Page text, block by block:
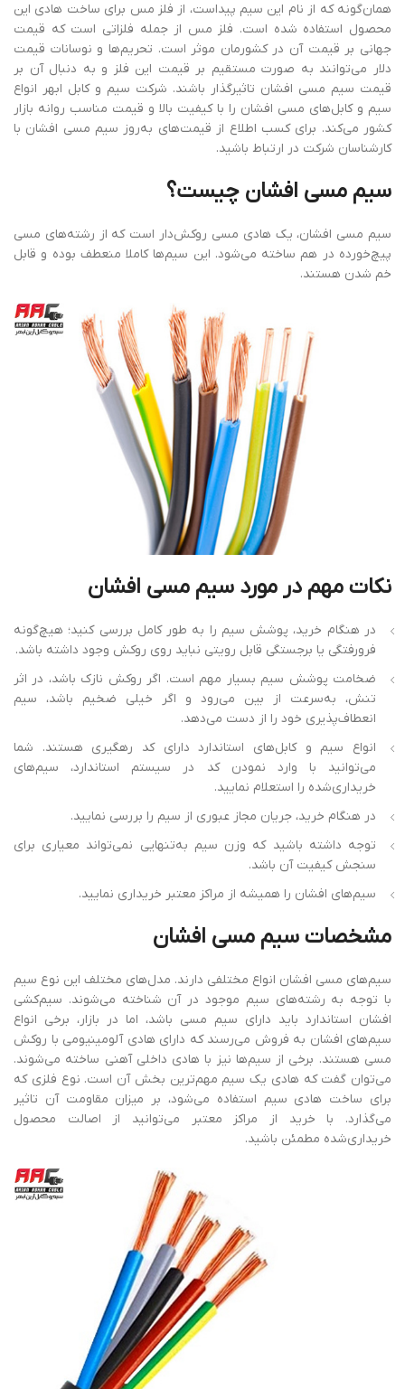
همان‌گونه که از نام این سیم پیداست، از فلز مس برای ساخت هادی این
محصول استفاده شده است. فلز مس از جمله فلزاتی است که قیمت
جهانی بر قیمت آن در کشورمان موثر است. تحریم‌ها و نوسانات قیمت
دلار می‌توانند به صورت مستقیم بر قیمت این فلز و به دنبال آن بر
قیمت سیم مسی افشان تاثیرگذار باشند. شرکت سیم و کابل ابهر انواع
سیم و کابل‌های مسی افشان را با کیفیت بالا و قیمت مناسب روانه بازار
کشور می‌کند. برای کسب اطلاع از قیمت‌های به‌روز سیم مسی افشان با
کارشناسان شرکت در ارتباط باشید.
سیم مسی افشان چیست؟
سیم مسی افشان، یک هادی مسی روکش‌دار است که از رشته‌های مسی
پیچ‌خورده در هم ساخته می‌شود. این سیم‌ها کاملا منعطف بوده و قابل
خم شدن هستند.
نکاتمهم درمورد سیم مسی افشان
در هنگام خرید، پوشش سیم را به ‌طور کامل بررسی کنید؛ هیچ‌گونه
فرورفتگی یا برجستگی قابل رویتی نباید روی روکش وجود داشته باشد.
ضخامت پوشش سیم بسیار مهم است. اگر روکش نازک باشد، در اثر
تنش، به‌سرعت از بین می‌رود و اگر خیلی ضخیم باشد، سیم
انعطاف‌پذیری خود را از دست می‌دهد.
انواع سیم و کابل‌های استاندارد دارای کد رهگیری هستند. شما
می‌توانید با وارد نمودن کد در سیستم استاندارد، سیم‌های
خریداری‌شده را استعلام نمایید.
در هنگام خرید، جریان مجاز عبوری از سیم را بررسی نمایید.
توجه داشته باشید که وزن سیم به‌تنهایی نمی‌تواند معیاری برای
سنجش کیفیت آن باشد.
سیم‌های افشان را همیشه از مراکز معتبر خریداری نمایید.
مشخصاتسیم مسی افشان
سیم‌های مسی افشان انواع مختلفی دارند. مدل‌های مختلف این نوع سیم
با توجه به رشته‌های سیم موجود در آن شناخته می‌شوند. سیم‌کشی
افشان استاندارد باید دارای سیم مسی باشد، اما در بازار، برخی انواع
سیم‌های افشان به فروش می‌رسند که دارای هادی آلومینیومی با روکش
مسی هستند. برخی از سیم‌ها نیز با هادی داخلی آهنی ساخته می‌شوند.
می‌توان گفت که هادی یک سیم مهم‌ترین بخش آن است. نوع فلزی که
برای ساخت هادی سیم استفاده می‌شود، بر میزان مقاومت آن تاثیر
می‌گذارد. با خرید از مراکز معتبر می‌توانید از اصالت محصول
خریداری‌شده مطمئن باشید.